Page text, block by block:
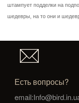
штампует подделки на
шедевры, на то они и
Есть вопросы?